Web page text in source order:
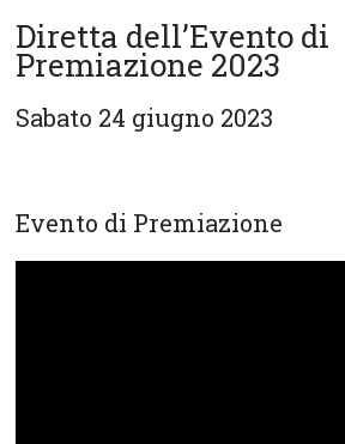
Diretta dell’Evento di
Premiazione 2023
Sabato 24 giugno 2023
Evento di Premiazione